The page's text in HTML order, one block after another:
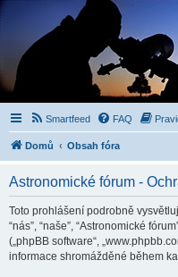
Smartfeed FAQ
Domů Obsah fóra
Astronomické fórum -
Toto prohlášení podrobně
“nás”, “naše”, “Astronomické
(„phpBB software“,
informace shromážděné během